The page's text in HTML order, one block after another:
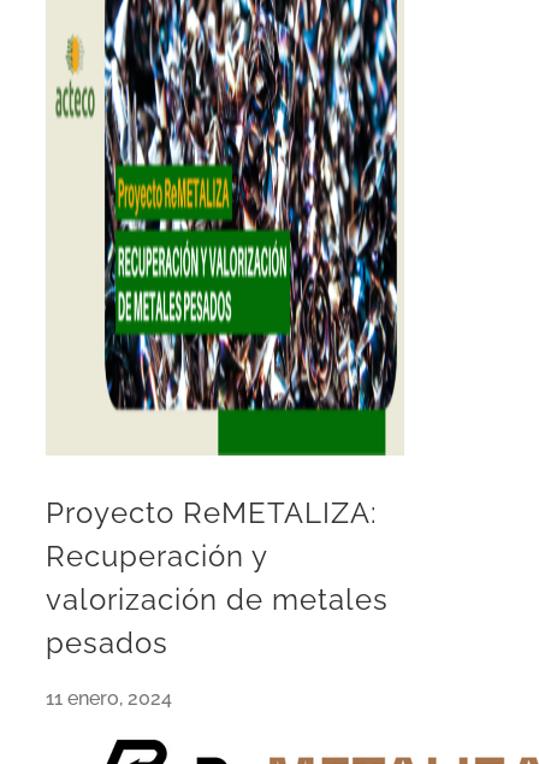
Proyecto ReMETALIZA:
Recuperación y
valorización de metales
pesados
11 enero, 2024